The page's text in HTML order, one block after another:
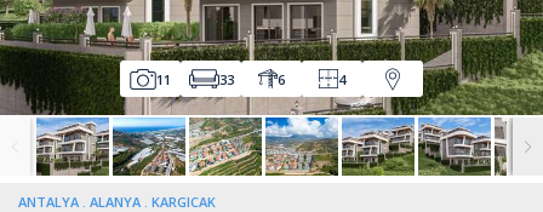
11 33 6 4
ANTALYA ALANYA KARGICAK